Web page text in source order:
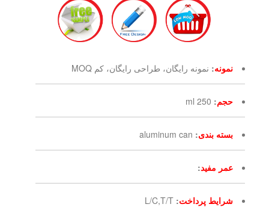
نمونه: نمونه رایگان، طراحی رایگان، کم MOQ
حجم:
250 ml
بسته بندی:
aluminum can
عمر مفید:
شرایط پرداخت:
L/C,T/T